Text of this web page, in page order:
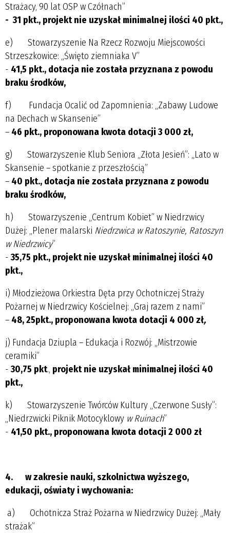
Strażacy, 90 lat OSP w Czółnach”
- 31 pkt., projekt nie uzyskał minimalnej ilości 40 pkt.,
e) Stowarzyszenie Na Rzecz Rozwoju Miejscowości
Strzeszkowice: „Święto ziemniaka V”
- 41,5 pkt., dotacja nie została przyznana z powodu
braku środków,
f) Fundacja Ocalić od Zapomnienia: „Zabawy Ludowe
na Dechach w Skansenie”
– 46 pkt., proponowana kwota dotacji 3 000 zł,
g) Stowarzyszenie Klub Seniora „Złota Jesień”: „Lato w
Skansenie – spotkanie z przeszłością”
– 40 pkt., dotacja nie została przyznana z powodu
braku środków,
h) Stowarzyszenie „Centrum Kobiet” w Niedrzwicy
Dużej: „Plener malarski Niedrzwica w Ratoszynie, Ratoszyn
w Niedrzwicy”
- 35,75 pkt., projekt nie uzyskał minimalnej ilości 40
pkt.,
i) Młodzieżowa Orkiestra Dęta przy Ochotniczej Straży
Pożarnej w Niedrzwicy Kościelnej: „Graj razem z nami”
– 48, 25pkt., proponowana kwota dotacji 4 000 zł,
j) Fundacja Dziupla – Edukacja i Rozwój: „Mistrzowie
ceramiki”
- 30,75 pkt., projekt nie uzyskał minimalnej ilości 40
pkt.,
k) Stowarzyszenie Twórców Kultury „Czerwone Susły”:
„Niedrzwicki Piknik Motocyklowy w Ruinach”
- 41,50 pkt., proponowana kwota dotacji 2 000 zł
4. w zakresie nauki, szkolnictwa wyższego,
edukacji, oświaty i wychowania:
a) Ochotnicza Straż Pożarna w Niedrzwicy Dużej: „Mały
strażak”